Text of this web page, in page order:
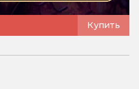
Купить